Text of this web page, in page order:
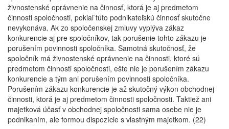
živnostenské oprávnenie na činnosť, ktorá je aj predmetom
činnosti spoločnosti, pokiaľ túto podnikateľskú činnosť skutočne
nevykonáva. Ak zo spoločenskej zmluvy vyplýva zákaz
konkurencie aj pre spoločníkov, tak porušenie tohto zákazu je
porušením povinnosti spoločníka. Samotná skutočnosť, že
spoločník má živnostenské oprávnenie na činnosti, ktoré sú
predmetom činnosti spoločnosti, ešte nie je porušením zákazu
konkurencie a tým ani porušením povinnosti spoločníka.
Porušením zákazu konkurencie je až skutočný výkon obchodnej
činnosti, ktorá je aj predmetom činnosti spoločnosti. Taktiež ani
majetková účasť v obchodnej spoločnosti sama osebe nie je
podnikaním, ale formou dispozície s vlastným majetkom. (22)